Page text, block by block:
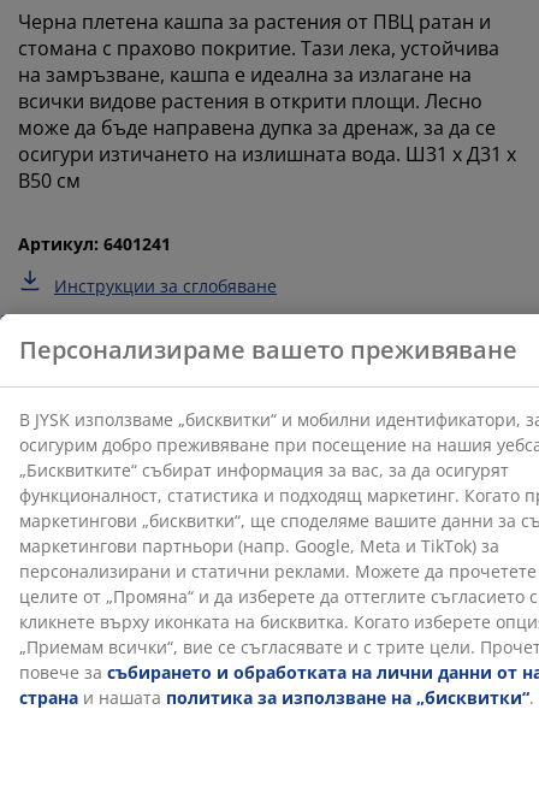
Черна плетена кашпа за растения от ПВЦ ратан и
стомана с прахово покритие. Тази лека, устойчива
на замръзване, кашпа е идеална за излагане на
всички видове растения в открити площи. Лесно
може да бъде направена дупка за дренаж, за да се
осигури изтичането на излишната вода. Ш31 x Д31 x
В50 см
Артикул: 6401241
Инструкции за сглобяване
Характеристики
Отзиви
(59)
Доставка
„Промяна“ и да изберете да оттеглите съгласието си,
като кликнете върху иконката на бисквитка. Когато
изберете опцията „Приемам всички“, вие се
съгласявате и с трите цели. Прочетете повече за
събирането и обработката на лични данни от
наша странаи нашатаполитика за използване на
„бисквитки“